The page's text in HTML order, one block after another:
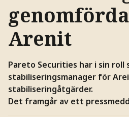
Arenit
Pareto Securities har i sin roll
stabiliseringsmanager för
stabiliseringåtgärder.
Det framgår av ett